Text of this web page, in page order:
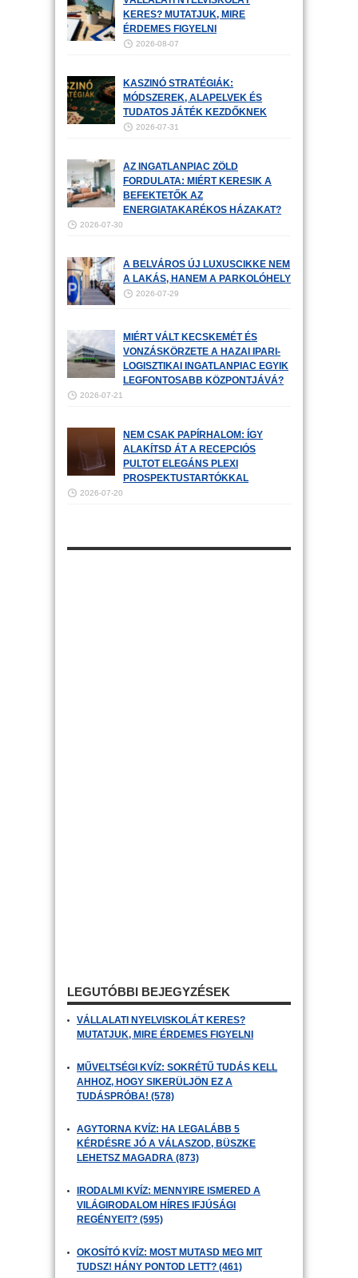
KERES? MUTATJUK, MIRE
ÉRDEMES FIGYELNI
2026-08-07
KASZINÓ STRATÉGIÁK:
MÓDSZEREK, ALAPELVEK ÉS
TUDATOS JÁTÉK KEZDŐKNEK
2026-07-31
AZ INGATLANPIAC ZÖLD
FORDULATA: MIÉRT KERESIK A
BEFEKTETŐK AZ
ENERGIATAKARÉKOS HÁZAKAT?
2026-07-30
A BELVÁROS ÚJ LUXUSCIKKE NEM
A LAKÁS, HANEM A PARKOLÓHELY
2026-07-29
MIÉRT VÁLT KECSKEMÉT ÉS
VONZÁSKÖRZETE A HAZAI IPARI-
LOGISZTIKAI INGATLANPIAC EGYIK
LEGFONTOSABB KÖZPONTJÁVÁ?
2026-07-21
NEM CSAK PAPÍRHALOM: ÍGY
ALAKÍTSD ÁT A RECEPCIÓS
PULTOT ELEGÁNS PLEXI
PROSPEKTUSTARTÓKKAL
2026-07-20
LEGUTÓBBI BEJEGYZÉSEK
VÁLLALATI NYELVISKOLÁT KERES?
MUTATJUK, MIRE ÉRDEMES FIGYELNI
MŰVELTSÉGI KVÍZ: SOKRÉTŰ TUDÁS KELL
AHHOZ, HOGY SIKERÜLJÖN EZ A
TUDÁSPRÓBA! (578)
AGYTORNA KVÍZ: HA LEGALÁBB 5
KÉRDÉSRE JÓ A VÁLASZOD, BÜSZKE
LEHETSZ MAGADRA (873)
IRODALMI KVÍZ: MENNYIRE ISMERED A
VILÁGIRODALOM HÍRES IFJÚSÁGI
REGÉNYEIT? (595)
OKOSÍTÓ KVÍZ: MOST MUTASD MEG MIT
TUDSZ! HÁNY PONTOD LETT? (461)